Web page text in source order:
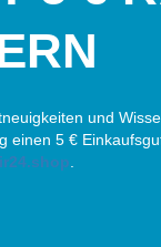
und
einen 5 €
.